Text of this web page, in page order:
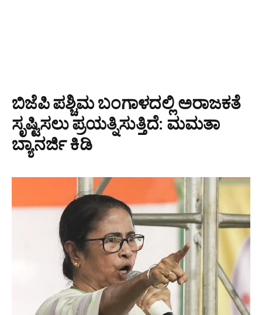
ಬಿಜೆಪಿ ಪಶ್ಚಿಮ ಬಂಗಾಳದಲ್ಲಿ ಅರಾಜಕತೆ
ಸೃಷ್ಟಿಸಲು ಪ್ರಯತ್ನಿಸುತ್ತಿದೆ: ಮಮತಾ
ಬ್ಯಾನರ್ಜಿ ಕಿಡಿ